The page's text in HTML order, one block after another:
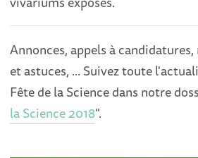
Annonces, appels à
et astuces, ... Suivez toute
Fête de la Science dans notre
la Science 2018".